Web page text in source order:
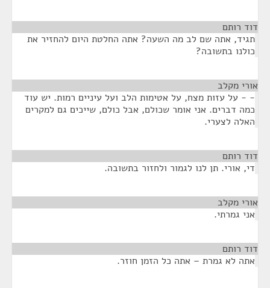
דוד רותם
תגיד, אתה שם לב מה השעה? אתה החלטת היום להחזיר את
כולנו בתשובה?
אורי מקלב
- - על עזות מצח, על אטימות הלב ועל עיניים רמות. יש עוד
כמה דברים. אני אומר שכולם, אבל כולם, שייכים גם למקרים
האלה לצערי.
דוד רותם
די, אורי. תן לנו לגמור ולחזור בתשובה.
אורי מקלב
אני גמרתי.
דוד רותם
אתה לא גמרת – אתה כל הזמן חוזר.